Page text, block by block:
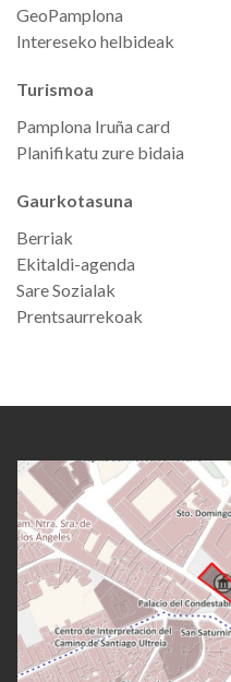
GeoPamplona
Intereseko helbideak
Turismoa
Pamplona Iruña card
Planifikatu zure bidaia
Gaurkotasuna
Berriak
Ekitaldi-agenda
Sare Sozialak
Prentsaurrekoak